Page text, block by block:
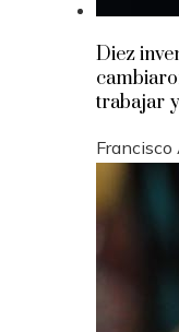
Diez
trabajar
Francisco